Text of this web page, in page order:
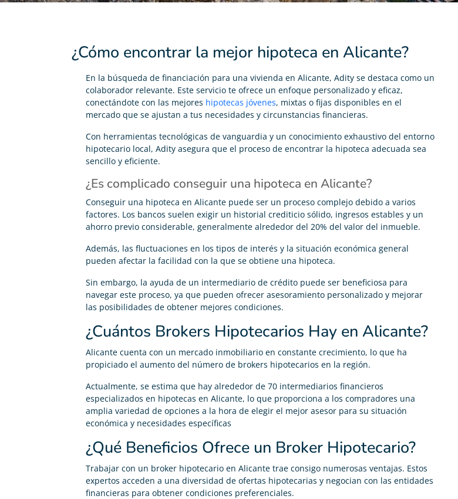
¿Cómo encontrar la mejor hipoteca en Alicante?
En la búsqueda de financiación para una vivienda en Alicante, Adity se destaca como un
colaborador relevante. Este servicio te ofrece un enfoque personalizado y eficaz,
conectándote con las mejores hipotecas jóvenes, mixtas o fijas disponibles en el
mercado que se ajustan a tus necesidades y circunstancias financieras.
Con herramientas tecnológicas de vanguardia y un conocimiento exhaustivo del entorno
hipotecario local, Adity asegura que el proceso de encontrar la hipoteca adecuada sea
sencillo y eficiente.
¿Es complicado conseguir una hipoteca en Alicante?
Conseguir una hipoteca en Alicante puede ser un proceso complejo debido a varios
factores. Los bancos suelen exigir un historial crediticio sólido, ingresos estables y un
ahorro previo considerable, generalmente alrededor del 20% del valor del inmueble.
Además, las fluctuaciones en los tipos de interés y la situación económica general
pueden afectar la facilidad con la que se obtiene una hipoteca.
Sin embargo, la ayuda de un intermediario de crédito puede ser beneficiosa para
navegar este proceso, ya que pueden ofrecer asesoramiento personalizado y mejorar
las posibilidades de obtener mejores condiciones.
¿Cuántos Brokers Hipotecarios Hay en Alicante?
Alicante cuenta con un mercado inmobiliario en constante crecimiento, lo que ha
propiciado el aumento del número de brokers hipotecarios en la región.
Actualmente, se estima que hay alrededor de 70 intermediarios financieros
especializados en hipotecas en Alicante, lo que proporciona a los compradores una
amplia variedad de opciones a la hora de elegir el mejor asesor para su situación
económica y necesidades específicas
¿Qué Beneficios Ofrece un Broker Hipotecario?
Trabajar con un broker hipotecario en Alicante trae consigo numerosas ventajas. Estos
expertos acceden a una diversidad de ofertas hipotecarias y negocian con las entidades
financieras para obtener condiciones preferenciales.
Alberto Silvestre
Gracias Adity por ayudarme a conseguir mi hipoteca.
Sobre todo a Pedro, el agente que me atendió, fue
muy agradable y atento.
Tras mucho buscar, he conseguido una hipoteca
dentro de lo que buscaba, realmente cumplen con lo
que dicen